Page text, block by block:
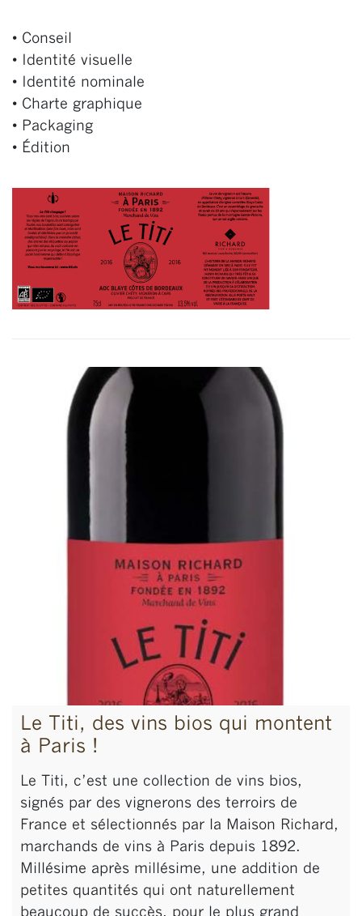
• Conseil
• Identité visuelle
• Identité nominale
• Charte graphique
• Packaging
• Édition
Le Titi, des vins bios qui montent
à Paris !
Le Titi, c’est une collection de vins bios,
signés par des vignerons des terroirs de
France et sélectionnés par la Maison Richard,
marchands de vins à Paris depuis 1892.
Millésime après millésime, une addition de
petites quantités qui ont naturellement
beaucoup de succès, pour le plus grand